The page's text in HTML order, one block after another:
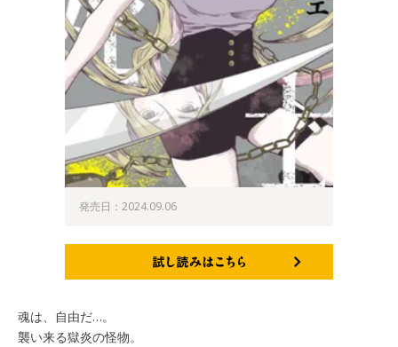
発売日：2024.09.06
魂は、自由だ…。
襲い来る獄炎の怪物。